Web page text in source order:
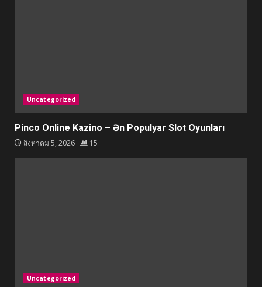
Uncategorized
Pinco Online Kazino – Ən Populyar Slot Oyunları
สิงหาคม 5, 2026 15
Uncategorized